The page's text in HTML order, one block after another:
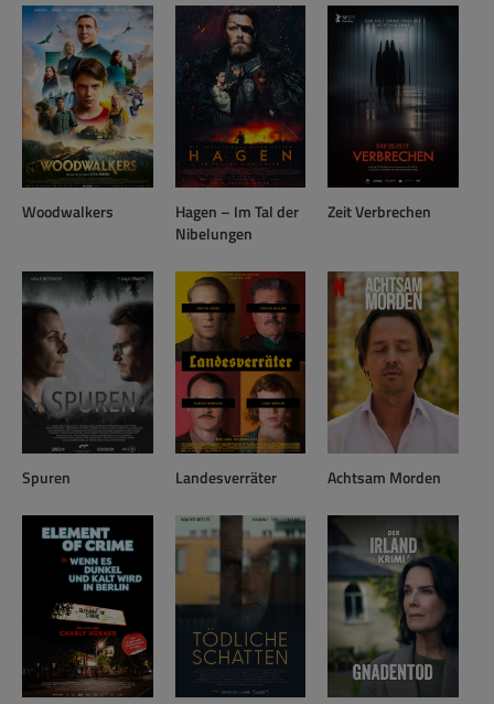
Woodwalkers
Hagen – Im Tal der
Nibelungen
Zeit Verbrechen
Spuren Landesverräter Achtsam Morden